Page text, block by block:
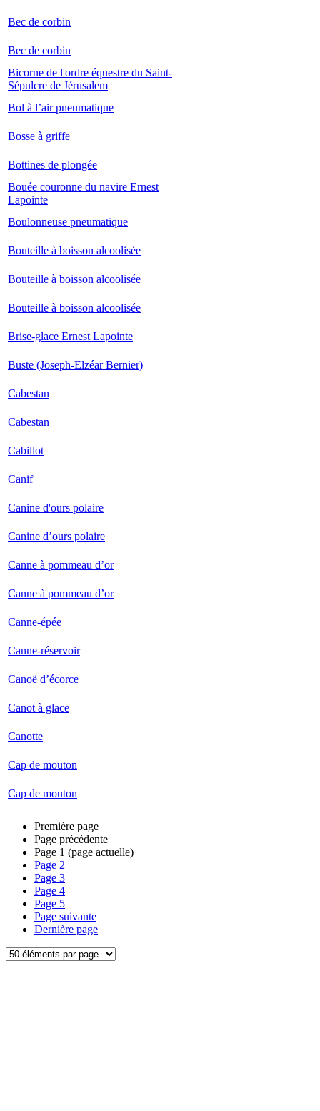
Bec de corbin
Bec de corbin
Bicorne de l'ordre équestre du Saint-
Sépulcre de Jérusalem
Bol à l’air pneumatique
Bosse à griffe
Bottines de plongée
Bouée couronne du navire Ernest
Lapointe
Boulonneuse pneumatique
Bouteille à boisson alcoolisée
Bouteille à boisson alcoolisée
Bouteille à boisson alcoolisée
Brise-glace Ernest Lapointe
Buste (Joseph-Elzéar Bernier)
Cabestan
Cabestan
Cabillot
Canif
Canine d'ours polaire
Canine d’ours polaire
Canne à pommeau d’or
Canne à pommeau d’or
Canne-épée
Canne-réservoir
Canoë d’écorce
Canot à glace
Canotte
Cap de mouton
Cap de mouton
Première page
Page précédente
Page 1 (page actuelle)
Page 2
Page 3
Page 4
Page 5
Page suivante
Dernière page